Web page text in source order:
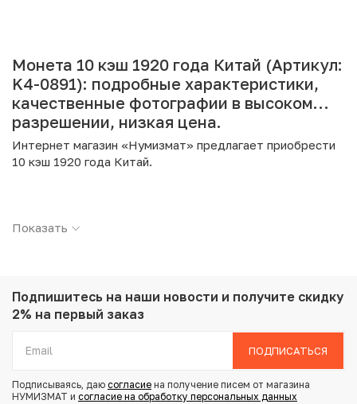
Монета 10 кэш 1920 года Китай (Артикул:
K4-0891): подробные характеристики,
качественные фотографии в высоком
разрешении, низкая цена.
Интернет магазин «Нумизмат» предлагает приобрести
10 кэш 1920 года Китай.
Страна: Китай
Вес: 6.34 г
Диаметр: 27.9 мм
Купить 10 кэш 1920 года Китай по привлекательной цене
можно в нашем интернет-магазине — Вам достаточно
Показать
Подпишитесь на наши новости и получите скидку
2% на первый заказ
ПОДПИСАТЬСЯ
Подписываясь, даю согласие на получение писем от магазина
НУМИЗМАТ и согласие на обработку персональных данных